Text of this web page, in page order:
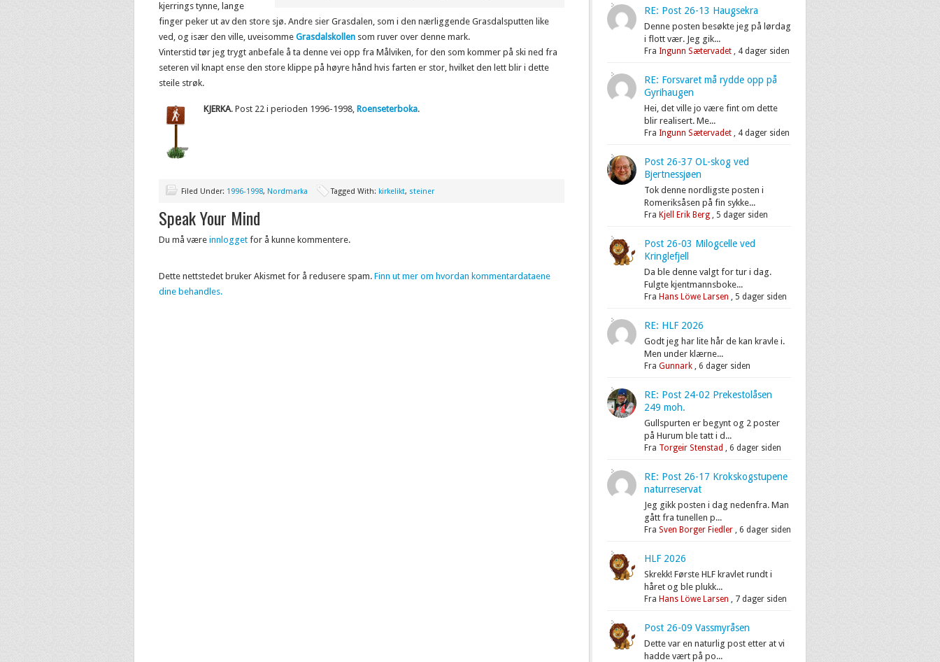
kjerrings tynne, lange
finger peker ut av den store sjø. Andre sier Grasdalen, som i den nærliggende Grasdalsputten like
ved, og især den ville, uveisomme Grasdalskollen som ruver over denne mark.
Vinterstid tør jeg trygt anbefale å ta denne vei opp fra Målviken, for den som kommer på ski ned fra
seteren vil knapt ense den store klippe på høyre hånd hvis farten er stor, hvilket den lett blir i dette
steile strøk.
KJERKA. Post 22 i perioden 1996-1998, Roenseterboka.
Filed Under: 1996-1998, Nordmarka Tagged With: kirkelikt, steiner
Speak Your Mind
Du må være innlogget for å kunne kommentere.
Dette nettstedet bruker Akismet for å redusere spam. Finn ut mer om hvordan kommentardataene
dine behandles.
RE: Post 26-13 Haugsekra
Denne posten besøkte jeg på lørdag
i flott vær. Jeg gik...
Fra Ingunn Sætervadet, 4 dager siden
RE: Forsvaret må rydde opp på
Gyrihaugen
Hei, det ville jo være fint om dette
blir realisert. Me...
Fra Ingunn Sætervadet, 4 dager siden
Post 26-37 OL-skog ved
Bjertnessjøen
Tok denne nordligste posten i
Romeriksåsen på fin sykke...
Fra Kjell Erik Berg, 5 dager siden
Post 26-03 Milogcelle ved
Kringlefjell
Da ble denne valgt for tur i dag.
Fulgte kjentmannsboke...
Fra Hans Löwe Larsen , 5 dager siden
RE: HLF 2026
Godt jeg har lite hår de kan kravle i.
Men under klærne...
Fra Gunnark, 6 dager siden
RE: Post 24-02 Prekestolåsen
249 moh.
Gullspurten er begynt og 2 poster
på Hurum ble tatt i d...
Fra Torgeir Stenstad , 6 dager siden
RE: Post 26-17 Krokskogstupene
naturreservat
Jeg gikk posten i dag nedenfra. Man
gått fra tunellen p...
Fra Sven Borger Fiedler, 6 dager siden
HLF 2026
Skrekk! Første HLF kravlet rundt i
håret og ble plukk...
Fra Hans Löwe Larsen , 7 dager siden
Post 26-09 Vassmyråsen
Dette var en naturlig post etter at vi
hadde vært på po...